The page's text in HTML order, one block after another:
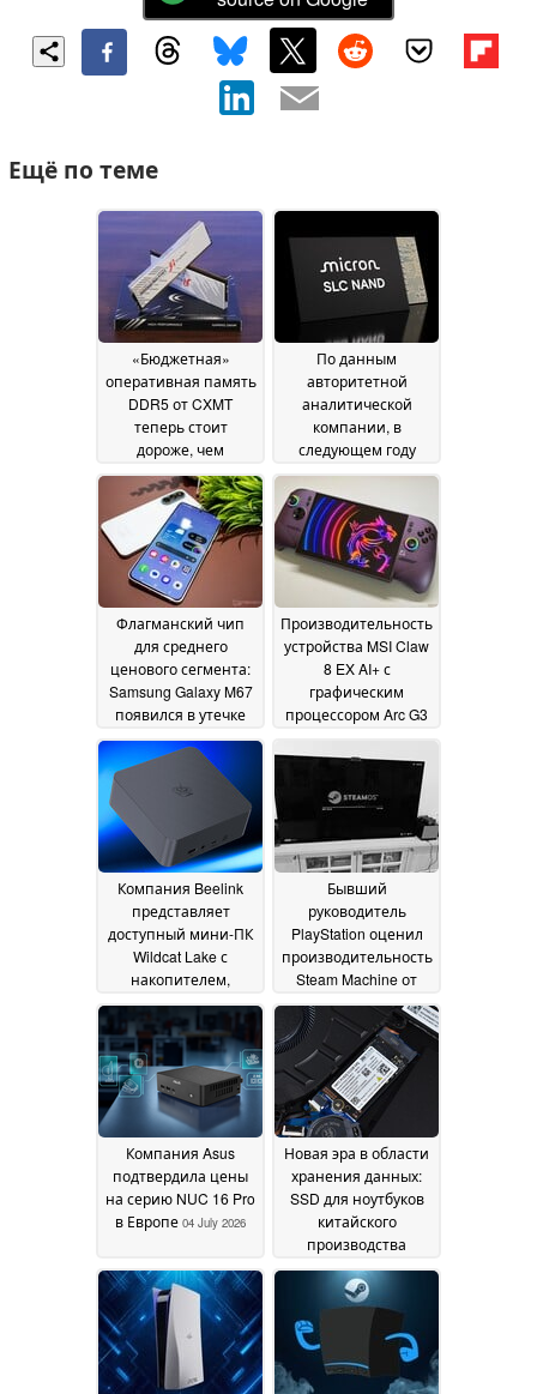
Ещё по теме
«Бюджетная»
оперативная память
DDR5 от CXMT
теперь стоит
дороже, чем
аналогичная
продукция Samsung,
поскольку спрос на
решения в области
искусственного
интеллекта
продолжает
приводить к росту
цен на память28 July
2026
По данным
авторитетной
аналитической
компании, в
следующем году
рынок флэш-памяти
NAND может выйти
на равновесие22 July
2026
Флагманский чип
для среднего
ценового сегмента:
Samsung Galaxy M67
появился в утечке
результатов тестов09
July 2026
Производительность
устройства MSI Claw
8 EX AI+ с
графическим
процессором Arc G3
Extreme просто
превосходна, но кто
захочет заплатить
1799 долларов за
гаджет?06 July 2026
Компания Beelink
представляет
доступный мини-ПК
Wildcat Lake с
накопителем,
аналогичным тем,
что используются в
смартфонах 05 July
2026
Бывший
руководитель
PlayStation оценил
производительность
Steam Machine от
Valve как «ничего
особенного», при
этом высоко оценив
ее игровой опыт,
схожий с
консольным
2026
Компания Asus
подтвердила цены
на серию NUC 16 Pro
в Европе 04 July 2026
Новая эра в области
хранения данных:
SSD для ноутбуков
китайского
производства
впервые прошел
испытания в
ноутбуке Lenovo